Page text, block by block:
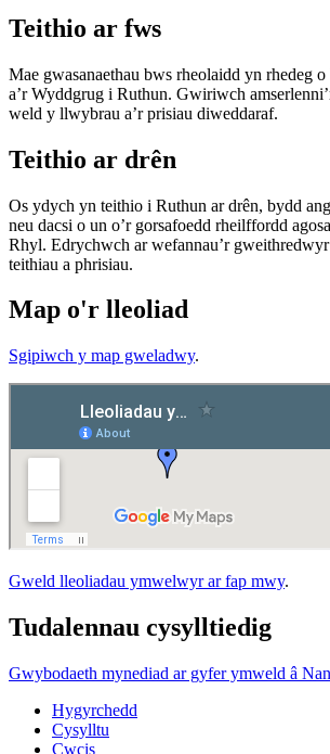
Teithio ar fws
Mae gwasanaethau bws rheolaidd yn rhedeg
a’r Wyddgrug i Ruthun. Gwiriwch
weld y llwybrau a’r prisiau diweddaraf.
Teithio ar drên
Os ydych yn teithio i Ruthun ar drên, bydd
neu dacsi o un o’r gorsafoedd rheilffordd
Rhyl. Edrychwch ar wefannau’r
teithiau a phrisiau.
Map o'r lleoliad
Sgipiwch y map gweladwy.
Gweld lleoliadau ymwelwyr ar fap mwy.
Tudalennau cysylltiedig
Gwybodaeth mynediad ar gyfer ymweld â
Hygyrchedd
Cysylltu
Cwcis